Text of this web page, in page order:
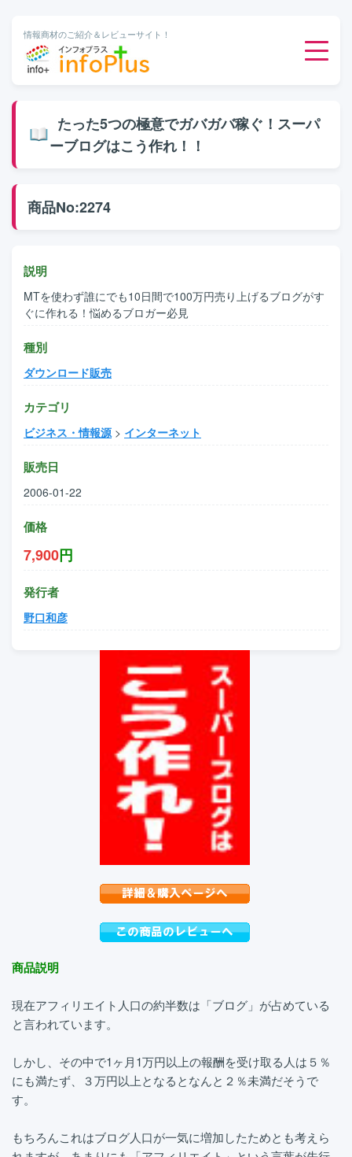
情報商材のご紹介＆レビューサイト！
有料メルマガ
無料ダウンロード
たった5つの極意でガバガバ稼ぐ！スーパ
ーブログはこう作れ！！
商品No:2274
説明
MTを使わず誰にでも10日間で100万円売り上げるブログがす
ぐに作れる！悩めるブロガー必見
種別
ダウンロード販売
カテゴリ
ビジネス・情報源> インターネット
販売日
2006-01-22
価格
7,900円
発行者
野口和彦
商品説明
現在アフィリエイト人口の約半数は「ブログ」が占めている
と言われています。
しかし、その中で1ヶ月1万円以上の報酬を受け取る人は５％
にも満たず、３万円以上となるとなんと２％未満だそうで
す。
もちろんこれはブログ人口が一気に増加したためとも考えら